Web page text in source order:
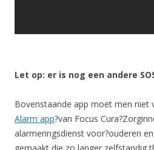
Let op: er is nog een andere
Bovenstaande app moet men niet
Alarm app?van Focus
alarmeringsdienst voor?ouderen